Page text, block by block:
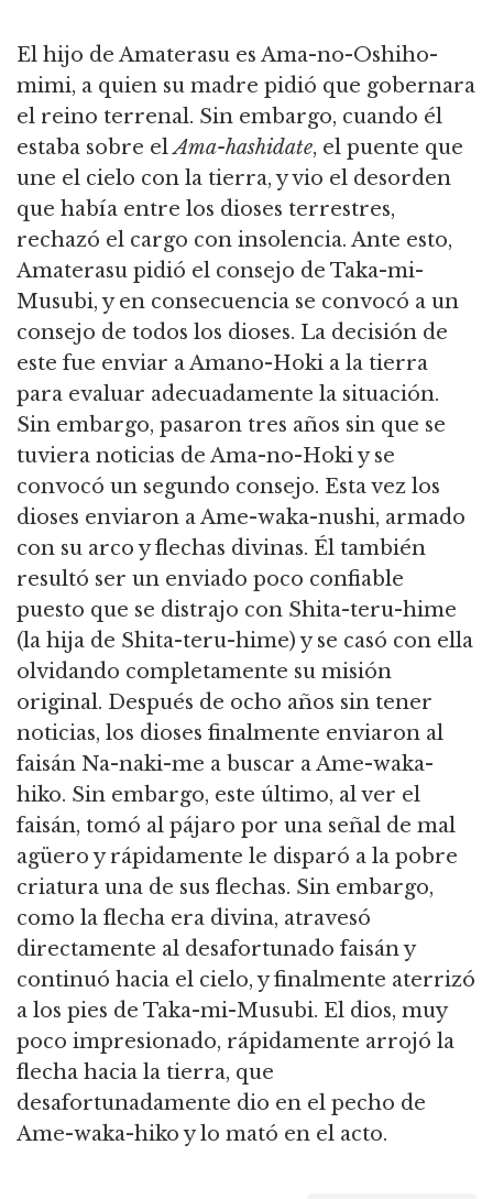
El hijo de Amaterasu es Ama-no-Oshiho-
mimi, a quien su madre pidió que gobernara
el reino terrenal. Sin embargo, cuando él
estaba sobre elAma-hashidate, el puente que
une el cielo con la tierra, y vio el desorden
que había entre los dioses terrestres,
rechazó el cargo con insolencia. Ante esto,
Amaterasu pidió el consejo de Taka-mi-
Musubi, y en consecuencia se convocó a un
consejo de todos los dioses. La decisión de
este fue enviar a Amano-Hoki a la tierra
para evaluar adecuadamente la situación.
Sin embargo, pasaron tres años sin que se
tuviera noticias de Ama-no-Hoki y se
convocó un segundo consejo. Esta vez los
dioses enviaron a Ame-waka-nushi, armado
con su arco y flechas divinas. Él también
resultó ser un enviado poco confiable
puesto que se distrajo con Shita-teru-hime
(la hija de Shita-teru-hime) y se casó con ella
olvidando completamente su misión
original. Después de ocho años sin tener
noticias, los dioses finalmente enviaron al
faisán Na-naki-me a buscar a Ame-waka-
hiko. Sin embargo, este último, al ver el
faisán, tomó al pájaro por una señal de mal
agüero y rápidamente le disparó a la pobre
criatura una de sus flechas. Sin embargo,
como la flecha era divina, atravesó
directamente al desafortunado faisán y
continuó hacia el cielo, y finalmente aterrizó
a los pies de Taka-mi-Musubi. El dios, muy
poco impresionado, rápidamente arrojó la
flecha hacia la tierra, que
desafortunadamente dio en el pecho de
Ame-waka-hiko y lo mató en el acto.